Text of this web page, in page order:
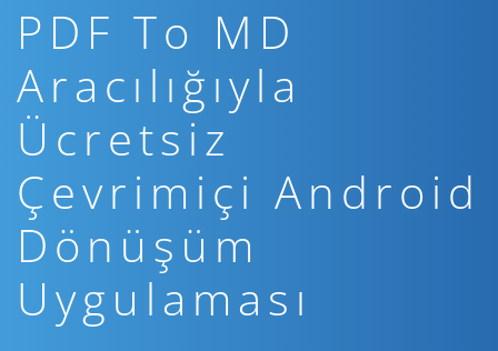
PDF To MD
Aracılığıyla
Ücretsiz
Çevrimiçi Android
Dönüşüm
Uygulaması